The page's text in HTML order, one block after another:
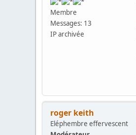
Membre
Messages: 13
IP archivée
roger keith
Eléphembre effervescent